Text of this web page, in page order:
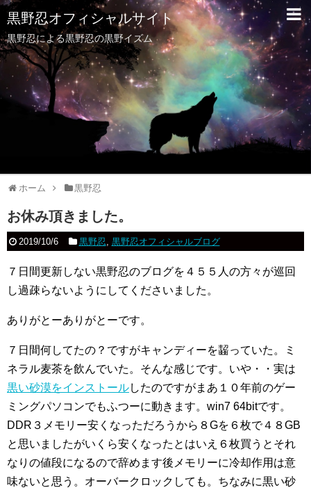
黒野忍オフィシャルサイト
黒野忍による黒野忍の黒野イズム
ホーム 黒野忍
お休み頂きました。
2019/10/6 黒野忍, 黒野忍オフィシャルブログ
７日間更新しない黒野忍のブログを４５５人の方々が巡回
し過疎らないようにしてくださいました。
ありがとーありがとーです。
７日間何してたの？ですがキャンディーを齧っていた。ミ
ネラル麦茶を飲んでいた。そんな感じです。いや・・実は
黒い砂漠をインストールしたのですがまあ１０年前のゲー
ミングパソコンでもふつーに動きます。win7 64bitです。
DDR３メモリー安くなっただろうから８Gを６枚で４８GB
と思いましたがいくら安くなったとはいえ６枚買うとそれ
なりの値段になるので辞めます後メモリーに冷却作用は意
味ないと思う。オーバークロックしても。ちなみに黒い砂